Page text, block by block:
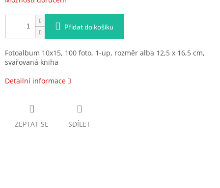
Přidat do košíku
Fotoalbum 10x15, 100 foto, 1-up, rozměr alba 12,5 x 16,5 cm,
svařovaná kniha
Detailní informace
ZEPTAT SE SDÍLET